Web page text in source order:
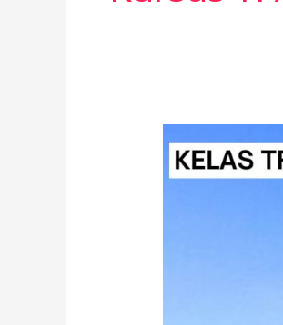
TPA
Bappenas